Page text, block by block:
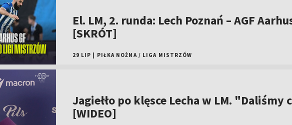
El. LM, 2. runda: Lech Poznań – AGF
[SKRÓT]
29 LIP PIŁKA NOŻNA / LIGA MISTRZÓW
Jagiełło po klęsce Lecha w LM. "Daliśmy
[WIDEO]